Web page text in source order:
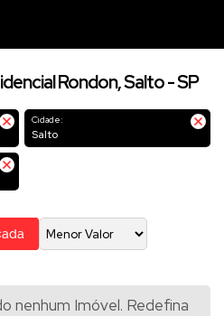
Rondon, Salto - SP
Cidade:
Salto
nenhum Imóvel. Redefina